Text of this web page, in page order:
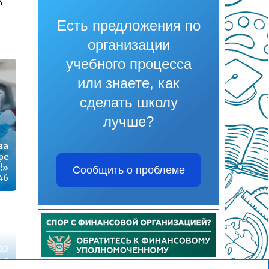
Есть предложения по
организации
учебного процесса
или знаете, как
сделать школу
лучше?
Сообщить о проблеме